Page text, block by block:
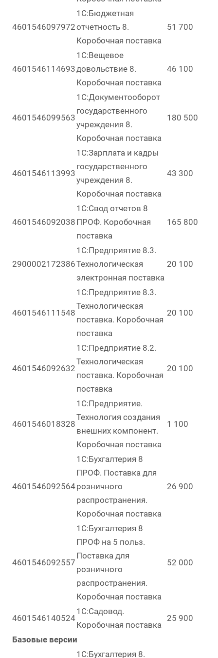
4601546097972
1С:Бюджетная
отчетность 8.
Коробочная поставка
51 700
4601546114693
1С:Вещевое
довольствие 8.
Коробочная поставка
46 100
4601546099563
1С:Документооборот
государственного
учреждения 8.
Коробочная поставка
180 500
4601546113993
1С:Зарплата и кадры
государственного
учреждения 8.
Коробочная поставка
43 300
4601546092038
1С:Свод отчетов 8
ПРОФ. Коробочная
поставка
165 800
2900002172386
1С:Предприятие 8.3.
Технологическая
электронная поставка
20 100
4601546111548
1С:Предприятие 8.3.
Технологическая
поставка. Коробочная
поставка
20 100
4601546092632
1С:Предприятие 8.2.
Технологическая
поставка. Коробочная
поставка
20 100
4601546018328
1С:Предприятие.
Технология создания
внешних компонент.
Коробочная поставка
1 100
4601546092564
1С:Бухгалтерия 8
ПРОФ. Поставка для
розничного
распространения.
Коробочная поставка
26 900
4601546092557
1С:Бухгалтерия 8
ПРОФ на 5 польз.
Поставка для
розничного
распространения.
Коробочная поставка
52 000
4601546140524
1С:Садовод.
Коробочная поставка
25 900
Базовые версии
1С:Бухгалтерия 8.